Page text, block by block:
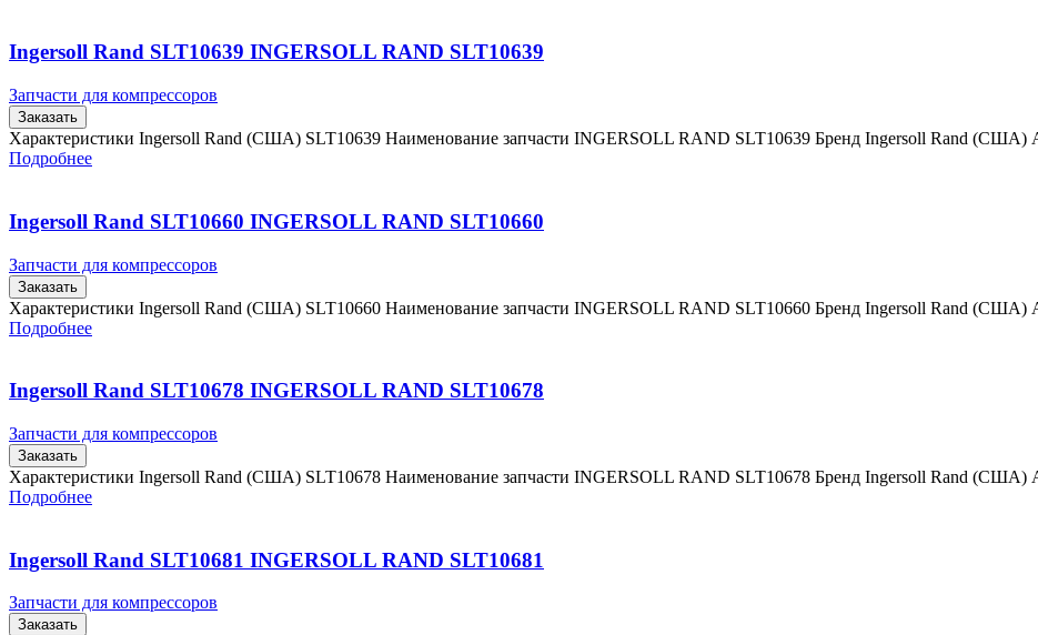
Ingersoll Rand SLT10639 INGERSOLL RAND SLT10639
Запчасти для компрессоров
Заказать
Характеристики Ingersoll Rand (США) SLT10639 Наименование запчасти INGERSOLL RAND SLT10639 Бренд Ingersoll Rand (США)
Подробнее
Ingersoll Rand SLT10660 INGERSOLL RAND SLT10660
Запчасти для компрессоров
Заказать
Характеристики Ingersoll Rand (США) SLT10660 Наименование запчасти INGERSOLL RAND SLT10660 Бренд Ingersoll Rand (США)
Подробнее
Ingersoll Rand SLT10678 INGERSOLL RAND SLT10678
Запчасти для компрессоров
Заказать
Характеристики Ingersoll Rand (США) SLT10678 Наименование запчасти INGERSOLL RAND SLT10678 Бренд Ingersoll Rand (США)
Подробнее
Ingersoll Rand SLT10681 INGERSOLL RAND SLT10681
Запчасти для компрессоров
Заказать